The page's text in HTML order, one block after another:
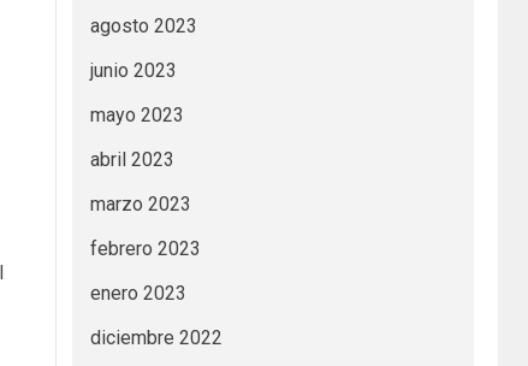
agosto 2023
junio 2023
mayo 2023
abril 2023
marzo 2023
febrero 2023
enero 2023
diciembre 2022